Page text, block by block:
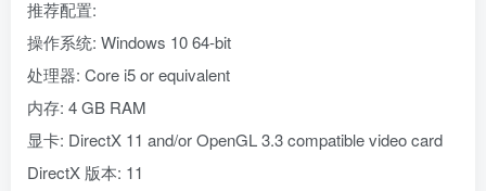
推荐配置:
操作系统: Windows 10 64-bit
处理器: Core i5 or equivalent
内存: 4 GB RAM
显卡: DirectX 11 and/or OpenGL 3.3 compatible video card
DirectX 版本: 11